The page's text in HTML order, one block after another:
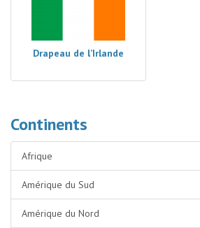
Drapeau de l’Irlande
Continents
Afrique
Amérique du Sud
Amérique du Nord